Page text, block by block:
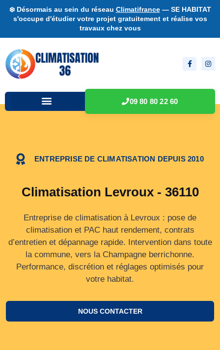
❄️ Désormais au sein du réseau Climatifrance— SE HABITAT
s'occupe d'étudier votre projet gratuitement et réalise vos
travaux chez vous
09 80 80 22 60
ENTREPRISE DE CLIMATISATION DEPUIS 2010
Climatisation Levroux - 36110
Entreprise de climatisation à Levroux : pose de
climatisation et PAC haut rendement, contrats
d’entretien et dépannage rapide. Intervention dans toute
la commune, vers la Champagne berrichonne.
Performance, discrétion et réglages optimisés pour
votre habitat.
NOUS CONTACTER